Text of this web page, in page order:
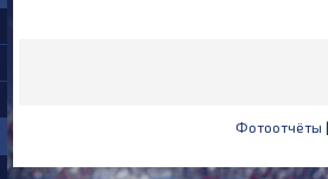
Фотоотчёты